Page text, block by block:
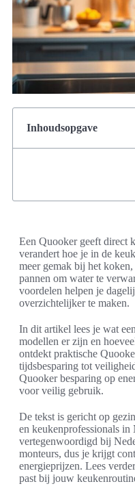
Inhoudsopgave
Een Quooker geeft direct
verandert hoe je in de
meer gemak bij het
pannen om water te
voordelen helpen je
overzichtelijker te maken.
In dit artikel lees je wat
modellen er zijn en
ontdekt praktische
tijdsbesparing tot
Quooker besparing op
voor veilig gebruik.
De tekst is gericht op
en keukenprofessionals
vertegenwoordigd bij
monteurs, dus je krijgt
energieprijzen. Lees
past bij jouw